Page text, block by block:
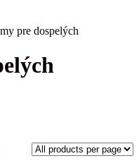
pre dospelých